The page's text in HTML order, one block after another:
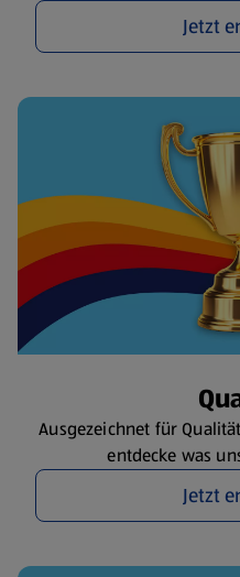
Jetzt
Ausgezeichnet für
entdecke was
Jetzt